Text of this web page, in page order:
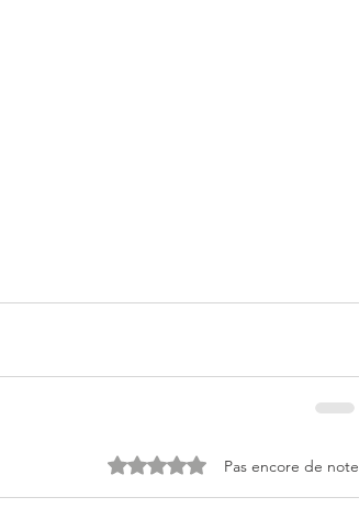
Noté 0 étoile sur 5.Pas encore de note